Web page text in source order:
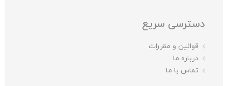
دسترسی سریع
قوانین و مقررات
درباره ما
تماس با ما